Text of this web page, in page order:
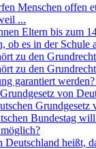
Menschen offen
...
Eltern bis zum
ob es in der Schule
zu den
zu den
garantiert
von
Grundgesetz
Bundestag
heißt,